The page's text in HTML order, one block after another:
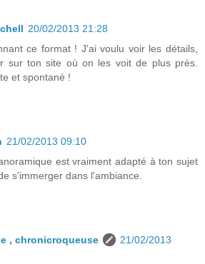
20/02/2013 21:28
ce format ! J'ai voulu voir les détails,
sur ton site où on les voit de plus près.
et spontané !
21/02/2013 09:10
est vraiment adapté à ton sujet
s'immerger dans l'ambiance.
, chronicroqueuse
21/02/2013